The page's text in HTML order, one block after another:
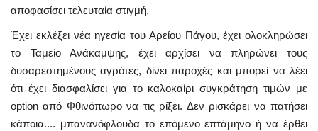
αποφασίσει τελευταία στιγμή.
Έχει εκλέξει νέα ηγεσία του Αρείου Πάγου, έχει ολοκληρώσει
το Ταμείο Ανάκαμψης, έχει αρχίσει να πληρώνει τους
δυσαρεστημένους αγρότες, δίνει παροχές και μπορεί να λέει
ότι έχει διασφαλίσει για το καλοκαίρι συγκράτηση τιμών με
option από Φθινόπωρο να τις ρίξει. Δεν ρισκάρει να πατήσει
κάποια.... μπανανόφλουδα το επόμενο επτάμηνο ή να έρθει